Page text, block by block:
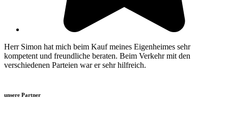
Herr Simon hat mich beim Kauf meines Eigenheimes sehr
kompetent und freundliche beraten. Beim Verkehr mit den
verschiedenen Parteien war er sehr hilfreich.
unsere Partner